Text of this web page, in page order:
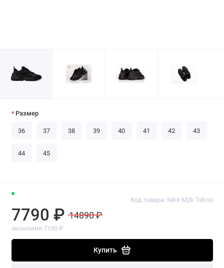
Код товара: Nike M2k Tekno
7790 ₽ 14890 ₽
экономия 7100 ₽
Купить
Размер
36 37 38 39 40 41 42 43
44 45